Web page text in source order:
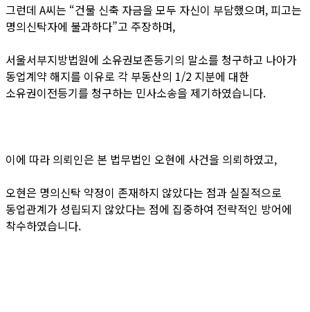
그런데 A씨는 “건물 신축 자금을 모두 자신이 부담했으며, 피고는
명의신탁자에 불과하다”고 주장하며,
서울서부지방법원에 소유권보존등기의 말소를 청구하고 나아가
동업계약 해지를 이유로 각 부동산의 1/2 지분에 대한
소유권이전등기를 청구하는 민사소송을 제기하였습니다.
이에 따라 의뢰인은 본 법무법인 오현에 사건을 의뢰하였고,
오현은 명의신탁 약정이 존재하지 않았다는 점과 실질적으로
동업관계가 성립되지 않았다는 점에 집중하여 전략적인 방어에
착수하였습니다.